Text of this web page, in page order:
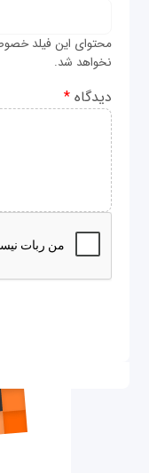
محتوای این فیلد
نخواهد شد.
دیدگاه*